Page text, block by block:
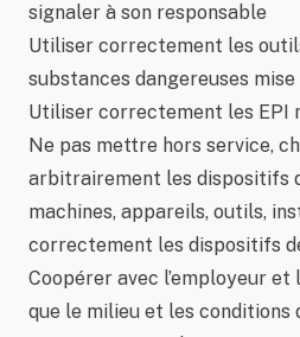
signaler à son responsable
Utiliser correctement les
substances dangereuses
Utiliser correctement les EPI
Ne pas mettre hors service,
arbitrairement les dispositifs
machines, appareils, outils,
correctement les dispositifs
Coopérer avec l’employeur et
que le milieu et les conditions